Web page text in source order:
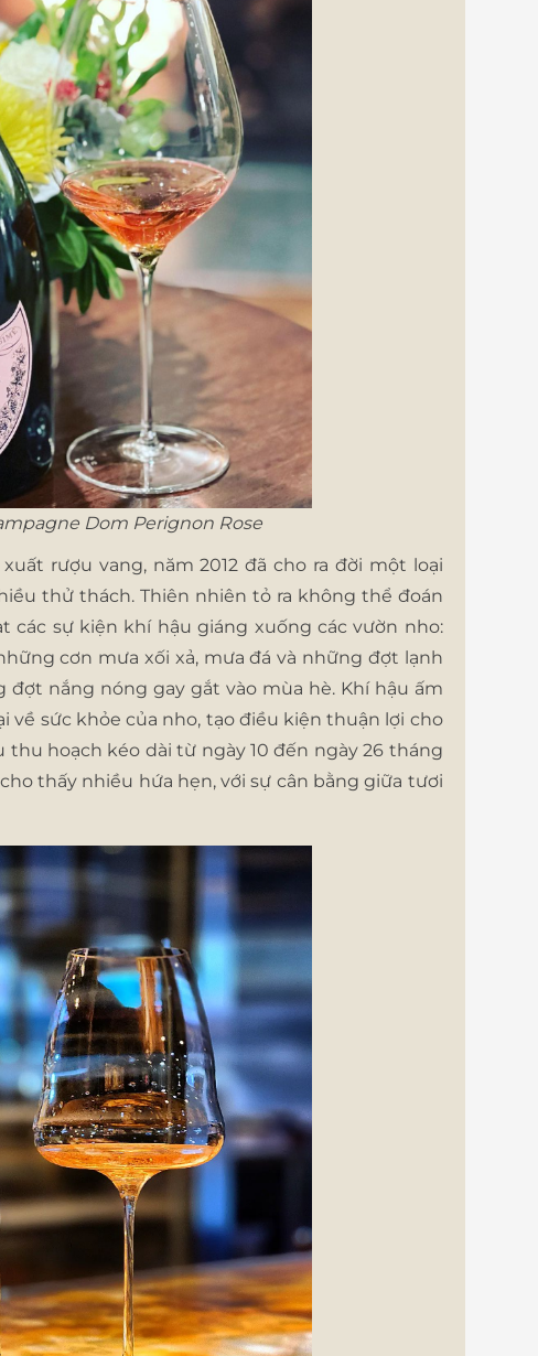
Dom Perignon Rose
rượu vang, năm 2012 đã cho ra đời một loại
thử thách. Thiên nhiên tỏ ra không thể đoán
sự kiện khí hậu giáng xuống các vườn nho:
cơn mưa xối xả, mưa đá và những đợt lạnh
đợt nắng nóng gay gắt vào mùa hè. Khí hậu ấm
về sức khỏe của nho, tạo điều kiện thuận lợi cho
hoạch kéo dài từ ngày 10 đến ngày 26 tháng
thấy nhiều hứa hẹn, với sự cân bằng giữa tươi